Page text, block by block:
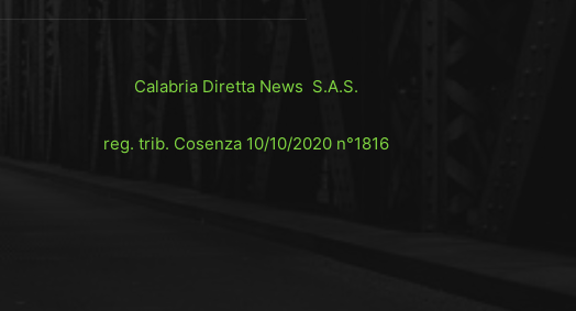
Calabria Diretta News S.A.S.
reg. trib. Cosenza 10/10/2020 n°1816